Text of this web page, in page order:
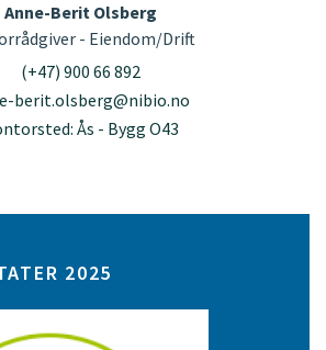
Anne-Berit Olsberg
- Eiendom/Drift
(+47) 900 66 892
berit.olsberg@nibio.no
Ås - Bygg O43
2025